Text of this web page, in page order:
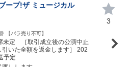
ープ!ザ ミュージカル
【バラ売り不可】
未定 ［取引成立後の公演中止
いた全額を返金します］ 202
予定
3